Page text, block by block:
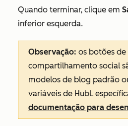
Quando terminar, clique em
inferior esquerda.
Observação: os botões de
compartilhamento social
modelos de blog padrão
variáveis de HubL
documentação para